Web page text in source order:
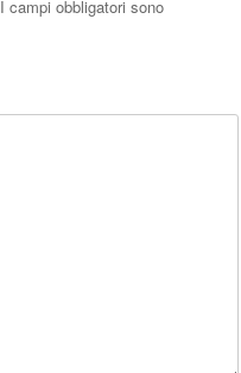
I campi obbligatori sono